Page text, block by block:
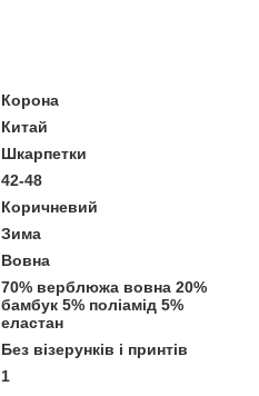
Корона
Китай
Шкарпетки
42-48
Коричневий
Зима
Вовна
70% верблюжа вовна 20%
бамбук 5% поліамід 5%
еластан
Без візерунків і принтів
1